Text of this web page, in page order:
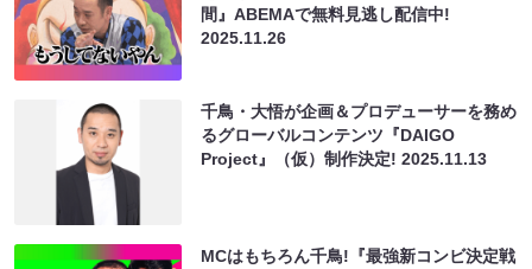
間』ABEMAで無料見逃し配信中!
2025.11.26
千鳥・大悟が企画＆プロデューサーを務め
るグローバルコンテンツ『DAIGO
Project』（仮）制作決定!2025.11.13
MCはもちろん千鳥!『最強新コンビ決定戦